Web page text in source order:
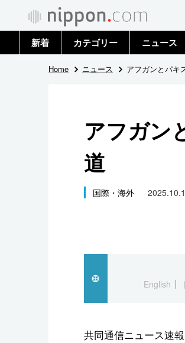
新着 カテゴリー
政治・外交
国際
社会
文化
スポーツ・東京2020
ニュース
トップ
Home ニュース アフガンとパキ
アフガン
道
国際・海外
English
共同通信ニュース速報